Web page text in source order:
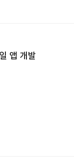
앱 개발